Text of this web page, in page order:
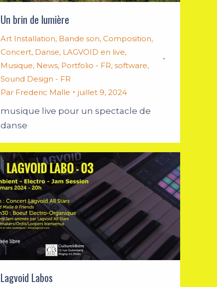
Un brin de lumière
Art Installation, Bande son, Composition,
Concert, Danse, LAGVOID en live,
Musique, News, Portfolio - FR, software,
Sound Design - FR
Par Frederic Malle juillet 9, 2024
musique live pour un spectacle de
danse
Lagvoid Labos